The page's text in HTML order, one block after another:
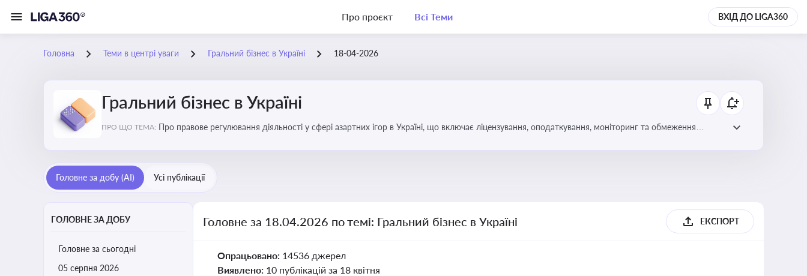
Про проєкт Всі Теми ВХІД ДО LIGA360
Головна Теми в центрі уваги Гральний бізнес в Україні 18-04-2026
Гральний бізнес в Україні
ПРО ЩО ТЕМА: Про правове регулювання діяльності у сфері азартних ігор в Україні, що включає ліцензування, оподаткування, моніторинг та обмеження
Головне за добу (AI) Усі публікації
ГОЛОВНЕ ЗА ДОБУ
Головне за сьогодні
05 серпня 2026
Головне за 18.04.2026 по темі: Гральний бізнес в Україні ЕКСПОРТ
Опрацьовано: 14536 джерел
Виявлено: 10 публікацій за 18 квітня